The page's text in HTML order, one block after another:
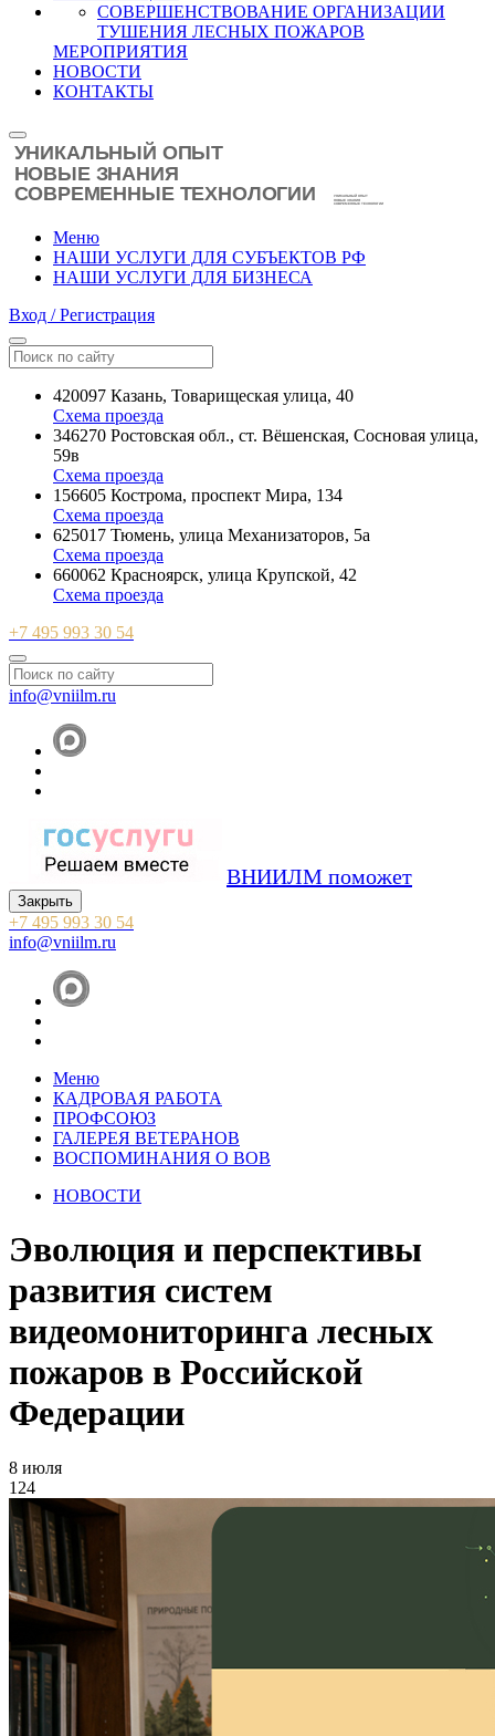
СОВЕРШЕНСТВОВАНИЕ ОРГАНИЗАЦИИ
ТУШЕНИЯ ЛЕСНЫХ ПОЖАРОВ
МЕРОПРИЯТИЯ
НОВОСТИ
КОНТАКТЫ
Меню
НАШИ УСЛУГИ ДЛЯ СУБЪЕКТОВ РФ
НАШИ УСЛУГИ ДЛЯ БИЗНЕСА
Вход / Регистрация
420097 Казань, Товарищеская улица, 40
Схема проезда
346270 Ростовская обл., ст. Вёшенская, Сосновая улица,
59в
Схема проезда
156605 Кострома, проспект Мира, 134
Схема проезда
625017 Тюмень, улица Механизаторов, 5а
Схема проезда
660062 Красноярск, улица Крупской, 42
Схема проезда
+7 495 993 30 54
info@vniilm.ru
ВНИИЛМ поможет
Закрыть
+7 495 993 30 54
info@vniilm.ru
Меню
КАДРОВАЯ РАБОТА
ПРОФСОЮЗ
ГАЛЕРЕЯ ВЕТЕРАНОВ
ВОСПОМИНАНИЯ О ВОВ
НОВОСТИ
Эволюция и перспективы
развития систем
видеомониторинга лесных
пожаров в Российской
Федерации
8 июля
124